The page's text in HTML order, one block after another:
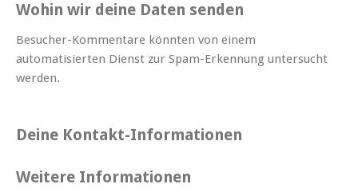
Wohin wir deine Daten senden
Besucher-Kommentare könnten von einem
automatisierten Dienst zur Spam-Erkennung untersucht
werden.
Deine Kontakt-Informationen
Weitere Informationen